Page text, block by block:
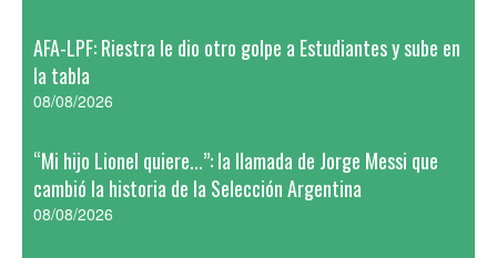
AFA-LPF: Riestra le dio otro golpe a Estudiantes y sube en
la tabla
08/08/2026
“Mi hijo Lionel quiere...”: la llamada de Jorge Messi que
cambió la historia de la Selección Argentina
08/08/2026